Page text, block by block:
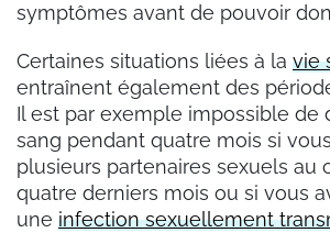
symptômes avant de pouvoir
Certaines situations liées à la vie
entraînent également des
Il est par exemple impossible de
sang pendant quatre mois si
plusieurs partenaires sexuels au
quatre derniers mois ou si vous
une infection sexuellement